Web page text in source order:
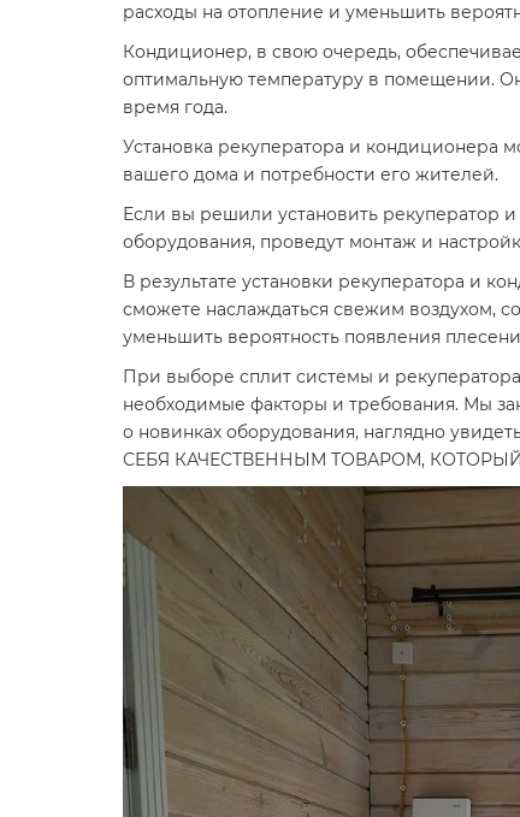
расходы на отопление и уменьшить
Кондиционер, в свою очередь,
оптимальную температуру в помещении.
время года.
Установка рекуператора и кондиционера
вашего дома и потребности его жителей.
Если вы решили установить рекуператор
оборудования, проведут монтаж и
В результате установки рекуператора и
сможете наслаждаться свежим воздухом,
уменьшить вероятность появления
При выборе сплит системы и
необходимые факторы и требования. Мы
о новинках оборудования, наглядно
СЕБЯ КАЧЕСТВЕННЫМ ТОВАРОМ,